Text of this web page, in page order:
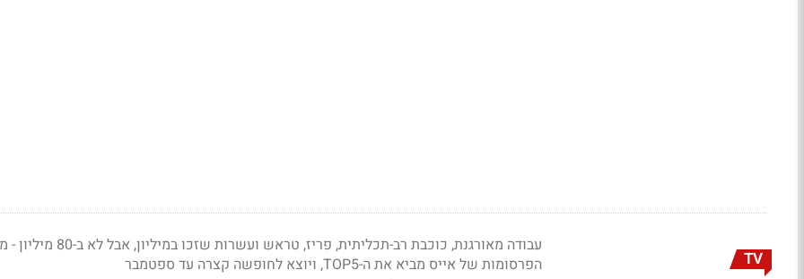
TV
עבודה מאורגנת, כוכבת רב-תכליתית, פריז, טראש ועשרות שזכו
הפרסומות של אייס מביא את ה-TOP5, ויוצא לחופשה קצרה עד ספטמבר